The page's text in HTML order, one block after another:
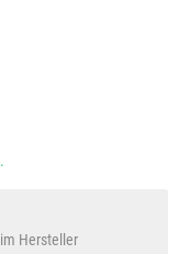
Hersteller